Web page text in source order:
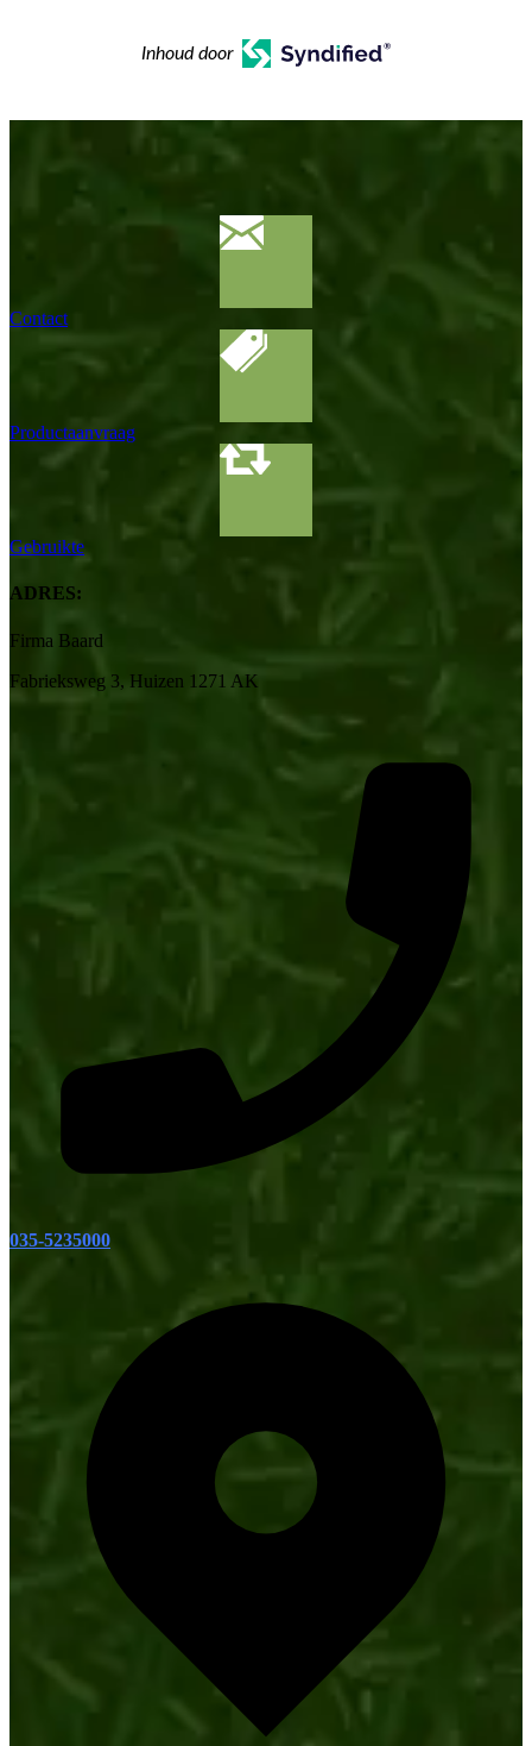
Inhoud door
Contact
Productaanvraag
Gebruikte
ADRES:
Firma Baard
Fabrieksweg 3, Huizen 1271 AK
035-5235000